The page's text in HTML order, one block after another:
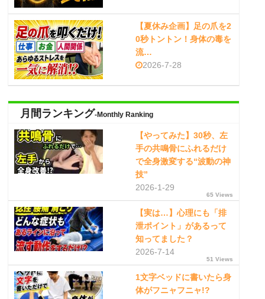
【夏休み企画】足の爪を2
0秒トントン！身体の毒を
流…
2026-7-28
月間ランキング-Monthly Ranking
【やってみた】30秒、左
手の共鳴骨にふれるだけ
で全身激変する“波動の神
技”
2026-1-29
65 Views
【実は…】心理にも「排
泄ポイント」があるって
知ってました？
2026-7-14
51 Views
1文字ベッドに書いたら身
体がフニャフニャ!?